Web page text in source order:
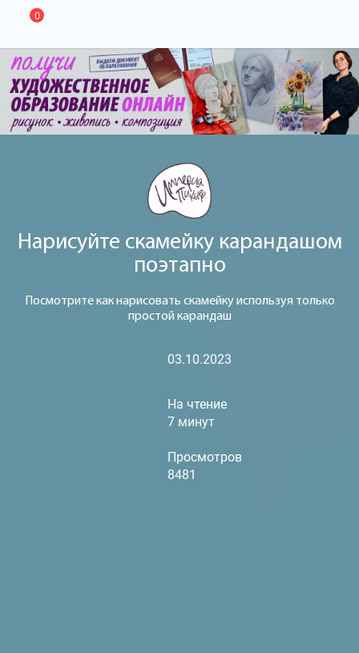
0
Нарисуйте скамейку карандашом
поэтапно
Посмотрите как нарисовать скамейку используя только
простой карандаш
03.10.2023
На чтение
7 минут
Просмотров
8481